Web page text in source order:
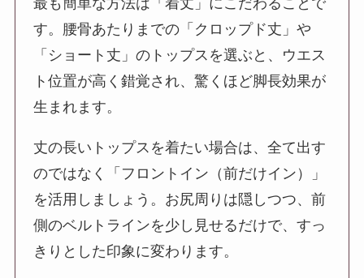
す。腰骨あたりまでの「クロップド丈」や
「ショート丈」のトップスを選ぶと、ウエス
ト位置が高く錯覚され、驚くほど脚長効果が
生まれます。
丈の長いトップスを着たい場合は、全て出す
のではなく「フロントイン（前だけイン）」
を活用しましょう。お尻周りは隠しつつ、前
側のベルトラインを少し見せるだけで、すっ
きりとした印象に変わります。